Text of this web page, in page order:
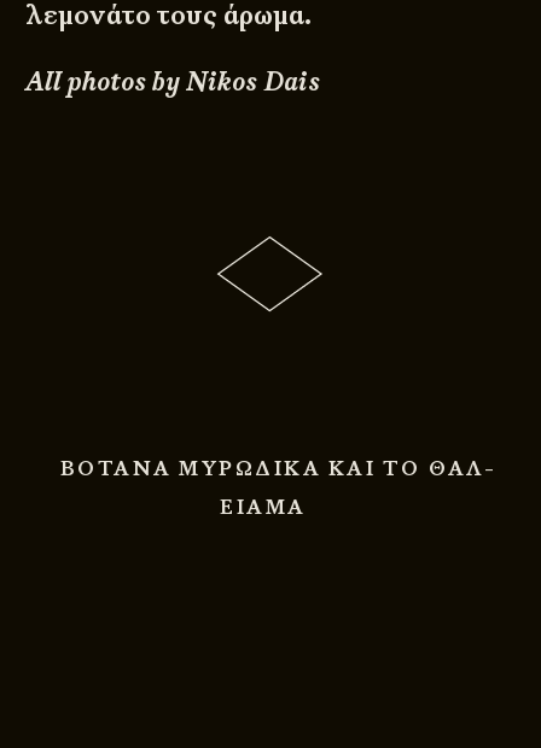
λεμονάτο τους άρωμα.
All photos by Nikos Dais
ΒΟΤΑΝΑ ΜΥΡΩΔΙΚΑ ΚΑΙ ΤΟ ΘΑΛ-
ΕΙΑΜΑ